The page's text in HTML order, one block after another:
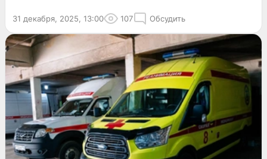
31 декабря, 2025, 13:00 107 Обсудить